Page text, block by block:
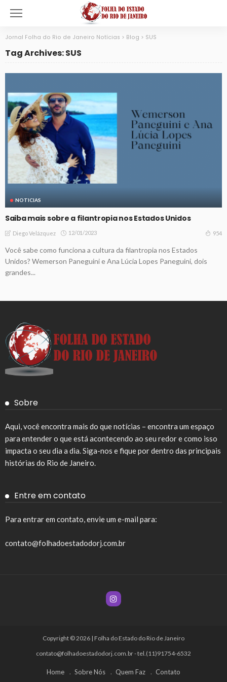
Jornal Folha do Rio de Janeiro Notícias > Blog > SUS
Tag Archives: SUS
NOTICIAS
Saiba mais sobre a filantropia nos Estados Unidos
Diego Velázquez 12/01/2023 954
Você sabe como funciona a cultura da filantropia nos Estados
Unidos? Wemerson Paneguini e Ana Lúcia Lopes Paneguini, dois
grandes...
Sobre
Aqui, você encontra mais do que notícias – encontra um espaço
para entender o que está acontecendo ao seu redor e como isso
impacta o seu dia a dia. Siga-nos e fique por dentro das principais
histórias do Rio de Janeiro.
Entre em contato
Para entrar em contato, envie um e-mail para:
contato@folhadoestadodorj.com.br
Copyright © 2026 | Folha do Estado do Rio de Janeiro
contato@folhadoestadodorj.com.br- tel.(11)91754-6532
Home Sobre Nós Quem Faz Contato